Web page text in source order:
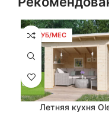
86 РУБ/МЕС
Летняя кухня